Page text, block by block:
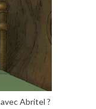
Abritel ?